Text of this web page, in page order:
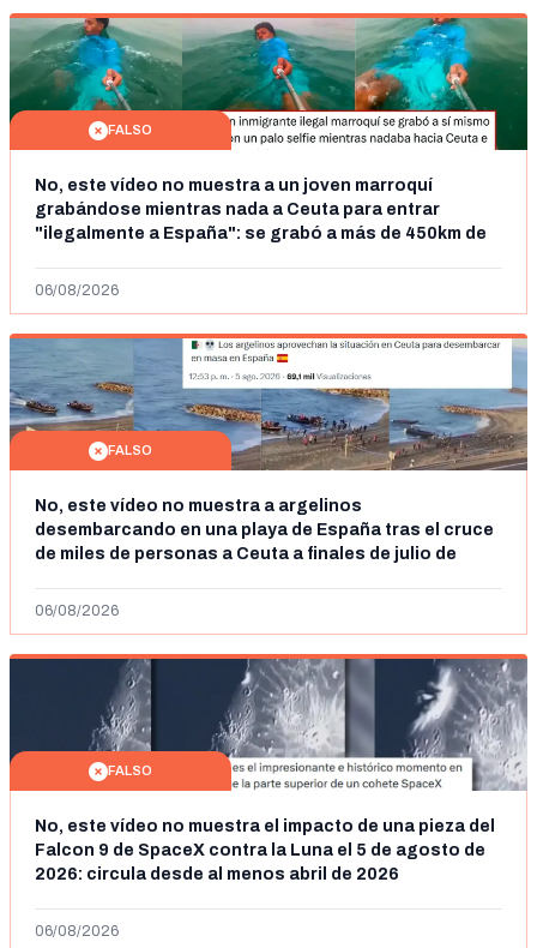
FALSO
No, este vídeo no muestra a un joven marroquí
grabándose mientras nada a Ceuta para entrar
"ilegalmente a España": se grabó a más de 450km de
06/08/2026
FALSO
No, este vídeo no muestra a argelinos
desembarcando en una playa de España tras el cruce
de miles de personas a Ceuta a finales de julio de
06/08/2026
FALSO
No, este vídeo no muestra el impacto de una pieza del
Falcon 9 de SpaceX contra la Luna el 5 de agosto de
2026: circula desde al menos abril de 2026
06/08/2026